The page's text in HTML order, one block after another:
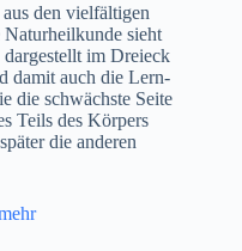
den vielfältigen
sieht
im Dreieck
damit auch die Lern-
die schwächste Seite
Teils des Körpers
die anderen